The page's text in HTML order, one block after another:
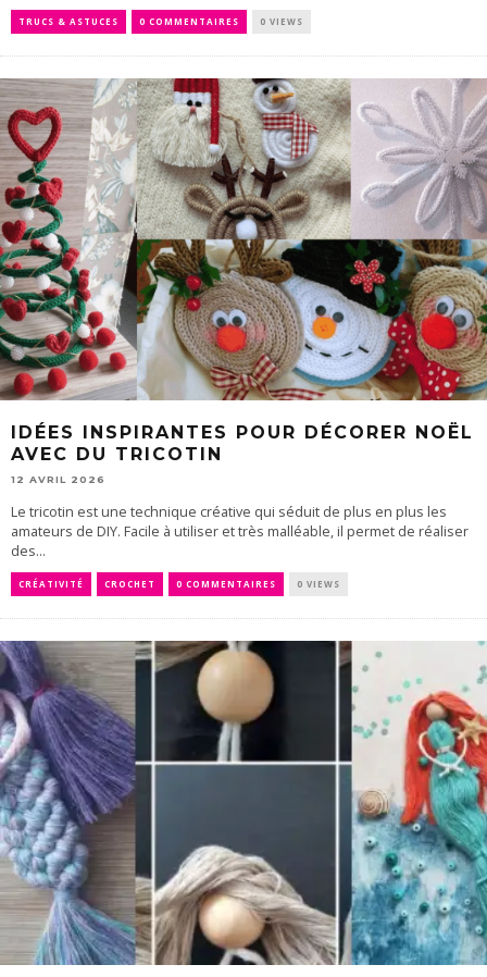
TRUCS & ASTUCES 0 COMMENTAIRES 0 VIEWS
IDÉES INSPIRANTES POUR DÉCORER NOËL
AVEC DU TRICOTIN
12 AVRIL 2026
Le tricotin est une technique créative qui séduit de plus en plus les
amateurs de DIY. Facile à utiliser et très malléable, il permet de réaliser
des...
CRÉATIVITÉ CROCHET 0 COMMENTAIRES 0 VIEWS